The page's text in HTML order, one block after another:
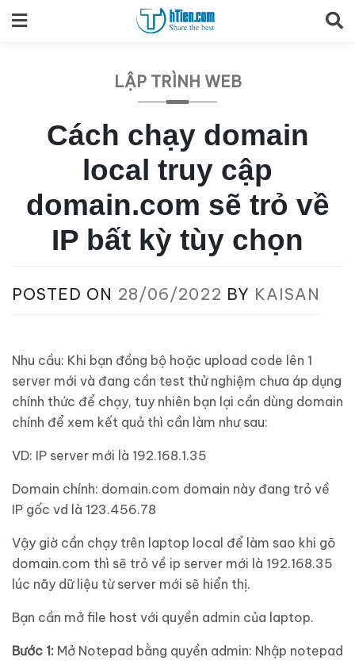
to
LẬP TRÌNH WEB
Cách chạy domain
local truy cập
domain.com sẽ trỏ về
IP bất kỳ tùy chọn
POSTED ON 28/06/2022 BY KAISAN
Nhu cầu: Khi bạn đồng bộ hoặc upload code lên 1
server mới và đang cần test thử nghiệm chưa áp dụng
chính thức để chạy, tuy nhiên bạn lại cần dùng domain
chính để xem kết quả thì cần làm như sau:
VD: IP server mới là 192.168.1.35
Domain chính: domain.com domain này đang trỏ về
IP gốc vd là 123.456.78
Vậy giờ cần chạy trên laptop local để làm sao khi gõ
domain.com thì sẽ trỏ về ip server mới là 192.168.35
lúc nãy dữ liệu từ server mới sẽ hiển thị.
Bạn cần mở file host với quyền admin của laptop.
Bước 1: Mở Notepad bằng quyền admin: Nhập notepad